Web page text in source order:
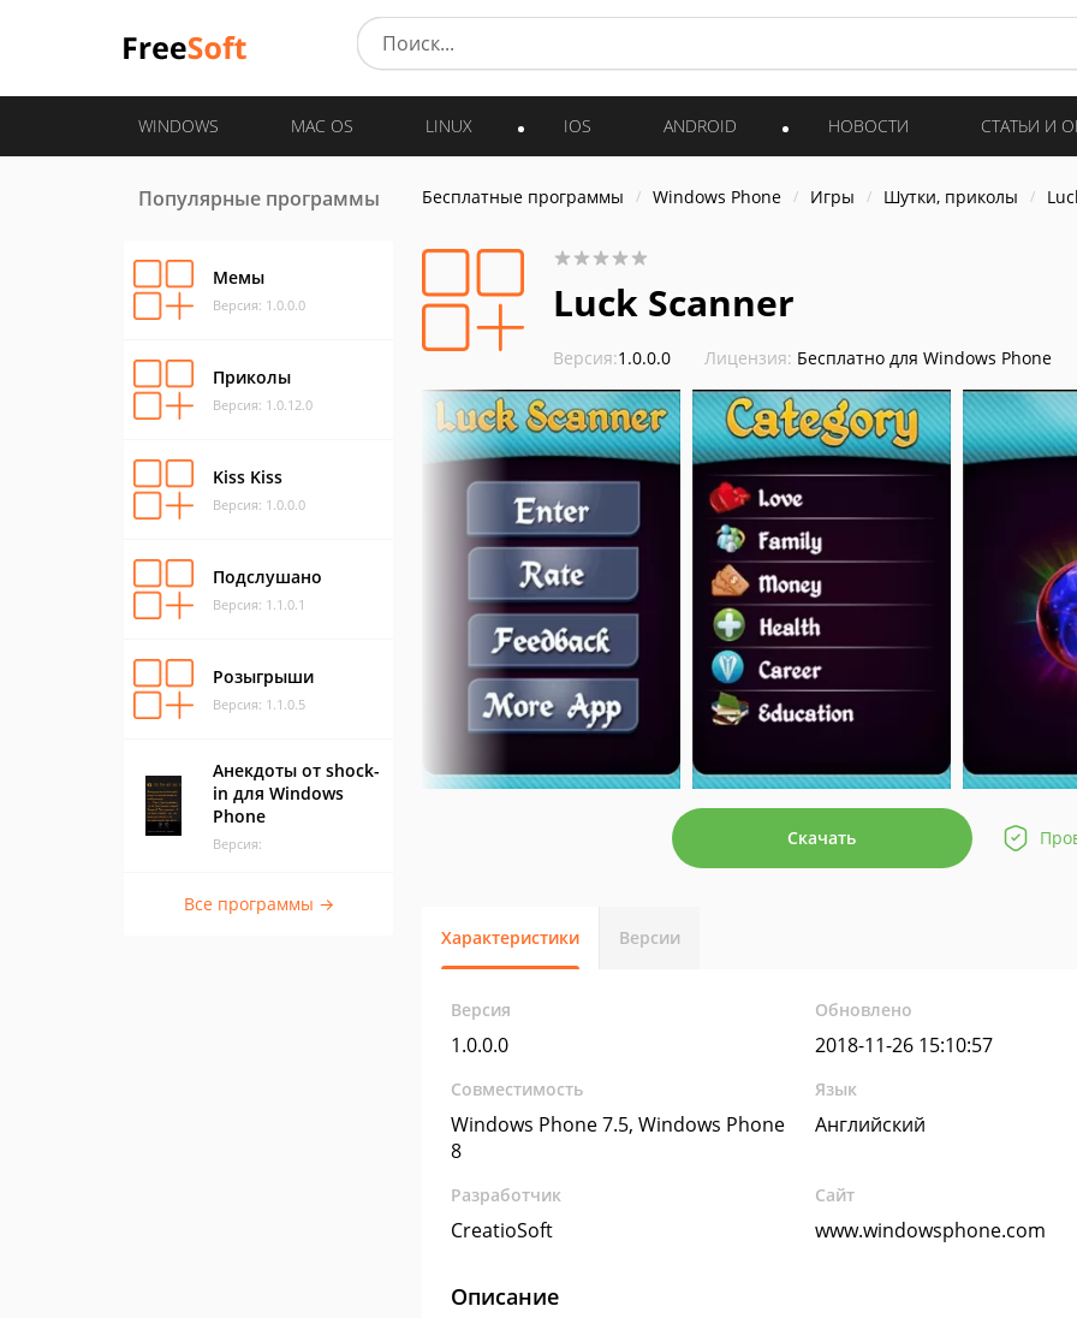
WINDOWS MAC OS LINUX IOS ANDROID НОВОСТИ СТАТЬИ И
Популярные программы
Мемы
Версия: 1.0.0.0
Приколы
Версия: 1.0.12.0
Kiss Kiss
Версия: 1.0.0.0
Подслушано
Версия: 1.1.0.1
Розыгрыши
Версия: 1.1.0.5
Анекдоты от shock-
in для Windows
Phone
Версия:
Все программы →
Бесплатные программы Windows Phone Игры Шутки, приколы
Luck Scanner
Версия:1.0.0.0 Лицензия: Бесплатно для Windows Phone
Скачать
Характеристики Версии
Версия
1.0.0.0
Обновлено
2018-11-26 15:10:57
Совместимость
Windows Phone 7.5, Windows Phone
8
Язык
Английский
Разработчик
CreatioSoft
Сайт
www.windowsphone.com
Описание